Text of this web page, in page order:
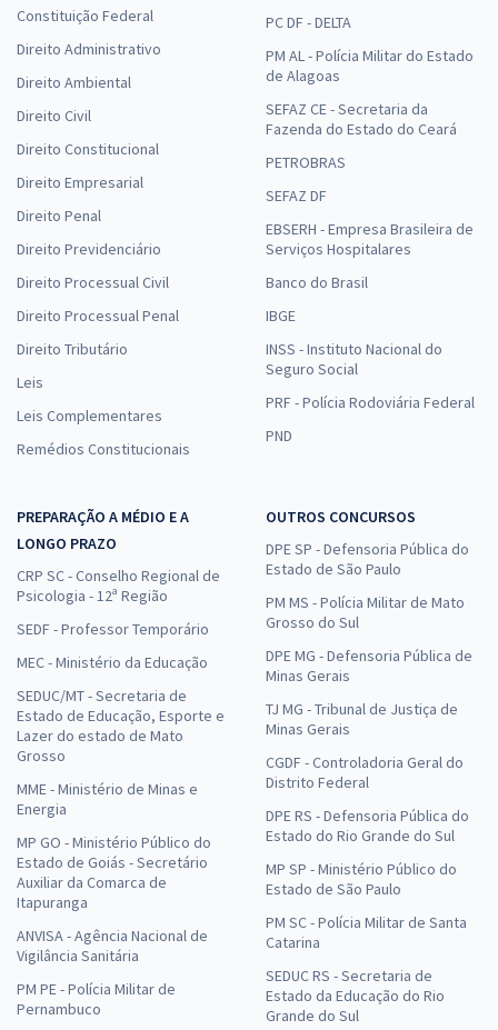
Constituição Federal
Direito Administrativo
Direito Ambiental
Direito Civil
Direito Constitucional
Direito Empresarial
Direito Penal
Direito Previdenciário
Direito Processual Civil
Direito Processual Penal
Direito Tributário
Leis
Leis Complementares
Remédios Constitucionais
PC DF - DELTA
PM AL - Polícia Militar do Estado
de Alagoas
SEFAZ CE - Secretaria da
Fazenda do Estado do Ceará
PETROBRAS
SEFAZ DF
EBSERH - Empresa Brasileira de
Serviços Hospitalares
Banco do Brasil
IBGE
INSS - Instituto Nacional do
Seguro Social
PRF - Polícia Rodoviária Federal
PND
PREPARAÇÃO A MÉDIO E A
LONGO PRAZO
CRP SC - Conselho Regional de
Psicologia - 12ª Região
SEDF - Professor Temporário
MEC - Ministério da Educação
SEDUC/MT - Secretaria de
Estado de Educação, Esporte e
Lazer do estado de Mato
Grosso
MME - Ministério de Minas e
Energia
MP GO - Ministério Público do
Estado de Goiás - Secretário
Auxiliar da Comarca de
Itapuranga
ANVISA - Agência Nacional de
Vigilância Sanitária
PM PE - Polícia Militar de
Pernambuco
OUTROS CONCURSOS
DPE SP - Defensoria Pública do
Estado de São Paulo
PM MS - Polícia Militar de Mato
Grosso do Sul
DPE MG - Defensoria Pública de
Minas Gerais
TJ MG - Tribunal de Justiça de
Minas Gerais
CGDF - Controladoria Geral do
Distrito Federal
DPE RS - Defensoria Pública do
Estado do Rio Grande do Sul
MP SP - Ministério Público do
Estado de São Paulo
PM SC - Polícia Militar de Santa
Catarina
SEDUC RS - Secretaria de
Estado da Educação do Rio
Grande do Sul